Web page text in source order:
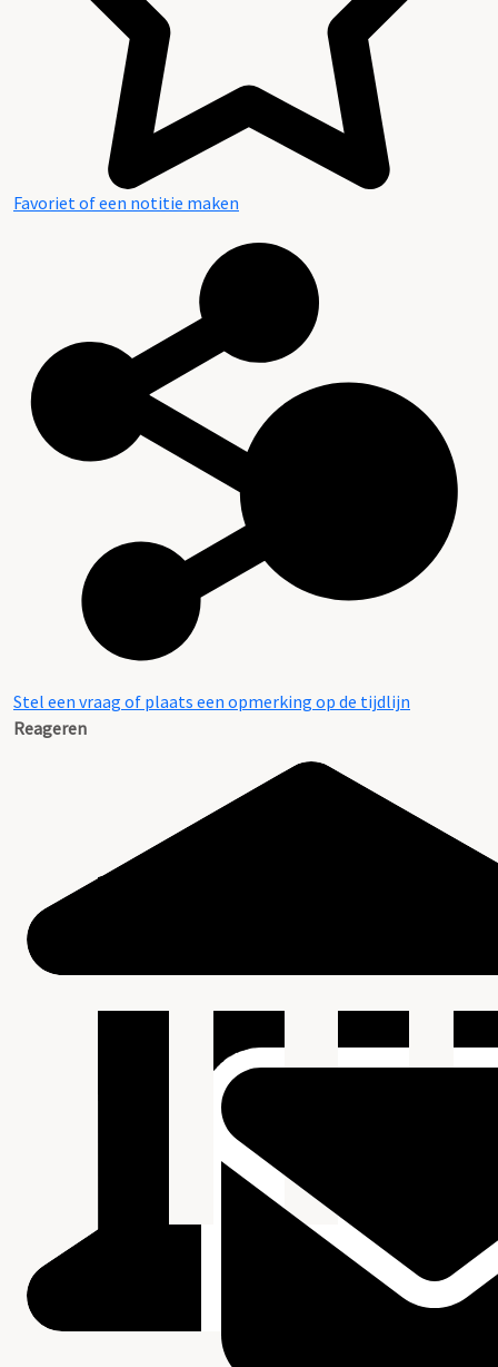
Favoriet of een notitie maken
Stel een vraag of plaats een opmerking op de tijdlijn
Reageren